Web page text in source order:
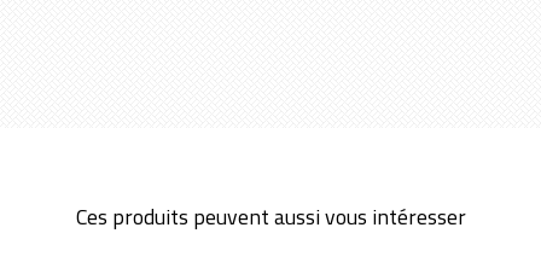
Ces produits peuvent aussi vous intéresser